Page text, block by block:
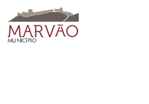
to
content